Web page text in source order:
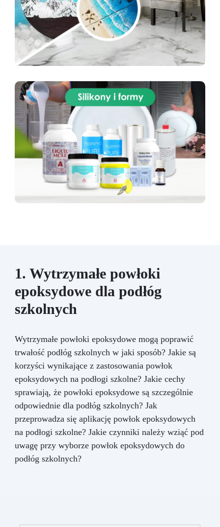
1. Wytrzymałe powłoki
epoksydowe dla podłóg
szkolnych
Wytrzymałe powłoki epoksydowe mogą poprawić
trwałość podłóg szkolnych w jaki sposób? Jakie są
korzyści wynikające z zastosowania powłok
epoksydowych na podłogi szkolne? Jakie cechy
sprawiają, że powłoki epoksydowe są szczególnie
odpowiednie dla podłóg szkolnych? Jak
przeprowadza się aplikację powłok epoksydowych
na podłogi szkolne? Jakie czynniki należy wziąć pod
uwagę przy wyborze powłok epoksydowych do
podłóg szkolnych?